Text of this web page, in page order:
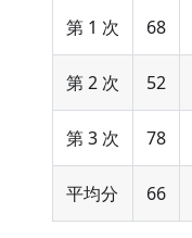
第 1 次 68
第 2 次 52
第 3 次 78
平均分 66